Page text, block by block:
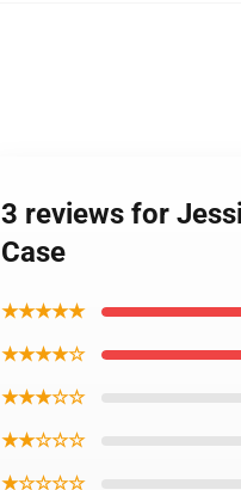
3 reviews for
Case
★★★★★
★★★★☆
★★★☆☆
★★☆☆☆
★☆☆☆☆